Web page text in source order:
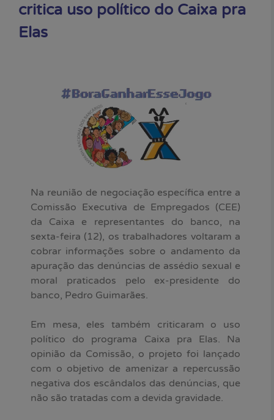
critica uso político do Caixa pra
Elas
Na reunião de negociação específica entre a
Comissão Executiva de Empregados (CEE)
da Caixa e representantes do banco, na
sexta-feira (12), os trabalhadores voltaram a
cobrar informações sobre o andamento da
apuração das denúncias de assédio sexual e
moral praticados pelo ex-presidente do
banco, Pedro Guimarães.
Em mesa, eles também criticaram o uso
político do programa Caixa pra Elas. Na
opinião da Comissão, o projeto foi lançado
com o objetivo de amenizar a repercussão
negativa dos escândalos das denúncias, que
não são tratadas com a devida gravidade.